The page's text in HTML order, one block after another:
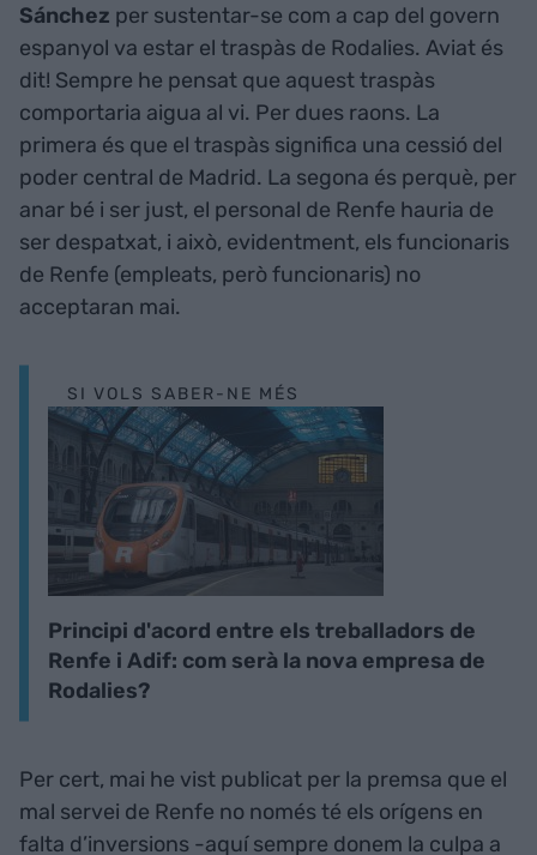
Sánchez per sustentar-se com a cap del govern
espanyol va estar el traspàs de Rodalies. Aviat és
dit! Sempre he pensat que aquest traspàs
comportaria aigua al vi. Per dues raons. La
primera és que el traspàs significa una cessió del
poder central de Madrid. La segona és perquè, per
anar bé i ser just, el personal de Renfe hauria de
ser despatxat, i això, evidentment, els funcionaris
de Renfe (empleats, però funcionaris) no
acceptaran mai.
SI VOLS SABER-NE MÉS
Principi d'acord entre els treballadors de
Renfe i Adif: com serà la nova empresa de
Rodalies?
Per cert, mai he vist publicat per la premsa que el
mal servei de Renfe no només té els orígens en
falta d’inversions -aquí sempre donem la culpa a